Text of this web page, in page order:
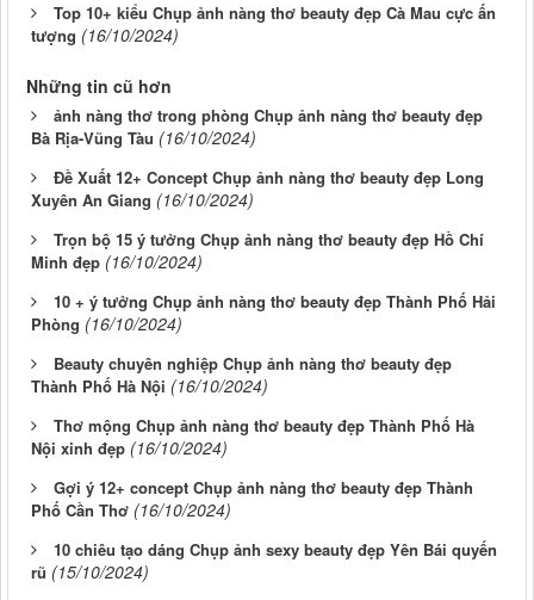
Top 10+ kiểu Chụp ảnh nàng thơ beauty đẹp Cà Mau cực ấn
tượng (16/10/2024)
Những tin cũ hơn
ảnh nàng thơ trong phòng Chụp ảnh nàng thơ beauty đẹp
Bà Rịa-Vũng Tàu (16/10/2024)
Đề Xuất 12+ Concept Chụp ảnh nàng thơ beauty đẹp Long
Xuyên An Giang (16/10/2024)
Trọn bộ 15 ý tưởng Chụp ảnh nàng thơ beauty đẹp Hồ Chí
Minh đẹp (16/10/2024)
10 + ý tưởng Chụp ảnh nàng thơ beauty đẹp Thành Phố Hải
Phòng (16/10/2024)
Beauty chuyên nghiệp Chụp ảnh nàng thơ beauty đẹp
Thành Phố Hà Nội (16/10/2024)
Thơ mộng Chụp ảnh nàng thơ beauty đẹp Thành Phố Hà
Nội xinh đẹp (16/10/2024)
Gợi ý 12+ concept Chụp ảnh nàng thơ beauty đẹp Thành
Phố Cần Thơ (16/10/2024)
10 chiêu tạo dáng Chụp ảnh sexy beauty đẹp Yên Bái quyến
rũ (15/10/2024)